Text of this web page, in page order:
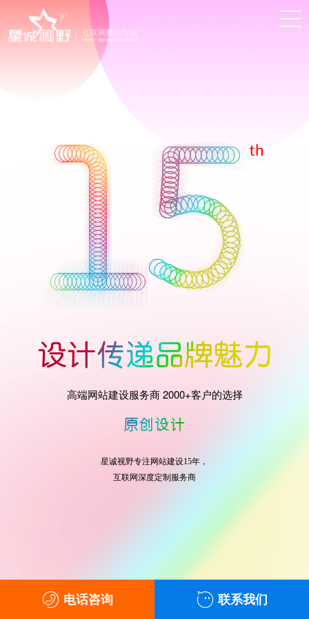
高端网站建设服务商 2000+客户的选择
星诚视野专注网站建设15年，
互联网深度定制服务商
电话咨询 联系我们